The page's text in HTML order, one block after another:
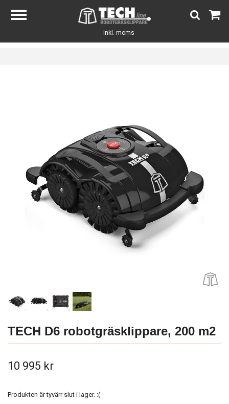
Inkl. moms
TECH D6 robotgräsklippare, 200 m2
10 995 kr
Produkten är tyvärr slut i lager. :(